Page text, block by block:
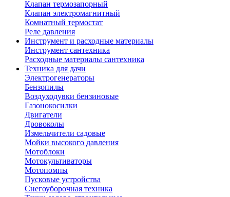
Клапан термозапорный
Клапан электромагнитный
Комнатный термостат
Реле давления
Инструмент и расходные материалы
Инструмент сантехника
Расходные материалы сантехника
Техника для дачи
Электрогенераторы
Бензопилы
Воздуходувки бензиновые
Газонокосилки
Двигатели
Дровоколы
Измельчители садовые
Мойки высокого давления
Мотоблоки
Мотокультиваторы
Мотопомпы
Пусковые устройства
Снегоуборочная техника